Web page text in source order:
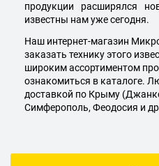
продукции расширялся
известны нам уже сегодня.
Наш интернет-магазин
заказать технику этого
широким ассортиментом
ознакомиться в каталоге.
доставкой по Крыму
Симферополь, Феодосия и